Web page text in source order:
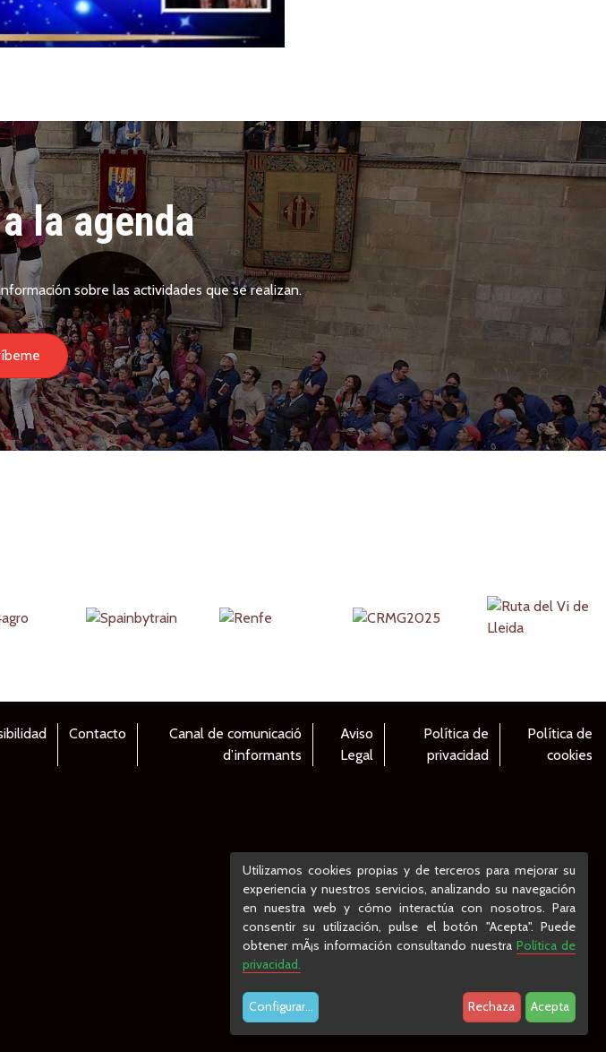
la agenda
sobre las actividades que se realizan.
Contacto
Canal de comunicació
d’informants
Aviso
Legal
Política de
privacidad
Política de
cookies
Utilizamos cookies propias y de terceros para mejorar su
experiencia y nuestros servicios, analizando su navegación
en nuestra web y cómo interactúa con nosotros. Para
consentir su utilización, pulse el botón "Acepta". Puede
obtener mÃ¡s información consultando nuestra Política de
privacidad.
Configurar... Rechaza Acepta